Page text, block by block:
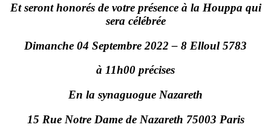
Et seront honorés de votre présence à la Houppa qui
sera célébrée
Dimanche 04 Septembre 2022 – 8 Elloul 5783
à 11h00 précises
En la synaguogue Nazareth
15 Rue Notre Dame de Nazareth 75003 Paris